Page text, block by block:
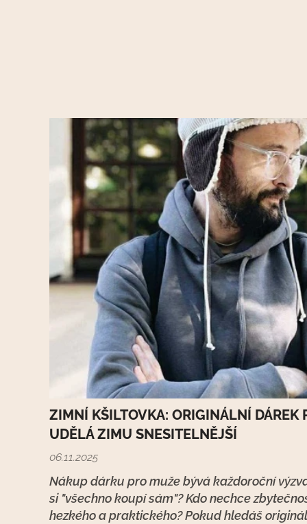
ZIMNÍ KŠILTOVKA: ORIGINÁLNÍ DÁREK
UDĚLÁ ZIMU SNESITELNĚJŠÍ
06.11.2025
Nákup dárku pro muže bývá každoroční
si "všechno koupí sám"? Kdo nechce
hezkého a praktického? Pokud hledáš